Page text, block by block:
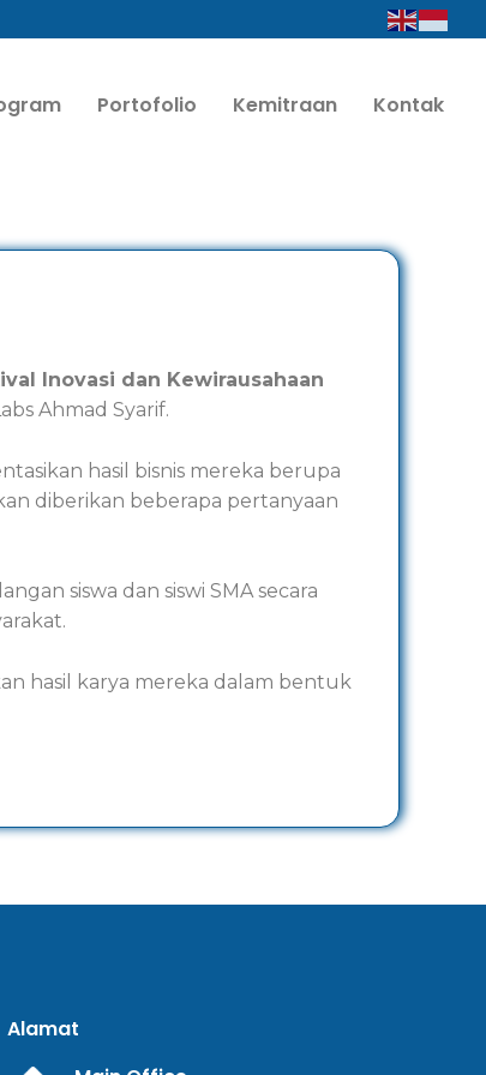
Portofolio Kemitraan Kontak
Inovasi dan Kewirausahaan
Ahmad Syarif.
hasil bisnis mereka berupa
diberikan beberapa pertanyaan
siswa dan siswi SMA secara
hasil karya mereka dalam bentuk
Alamat